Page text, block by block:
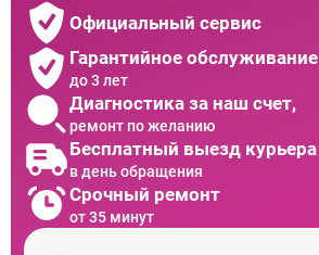
Официальный сервис
Гарантийное обслуживание
до 3 лет
Диагностика за наш счет,
ремонт по желанию
Бесплатный выезд курьера
в день обращения
Срочный ремонт
от 35 минут